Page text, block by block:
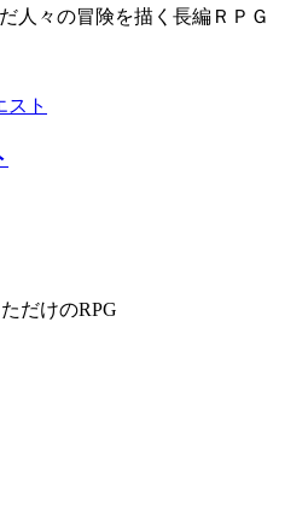
人々の冒険を描く長編ＲＰＧ
だけのRPG